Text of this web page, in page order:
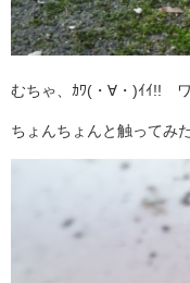
むちゃ、ｶﾜ(・∀・)ｲｲ!!
ちょんちょんと触ってみ